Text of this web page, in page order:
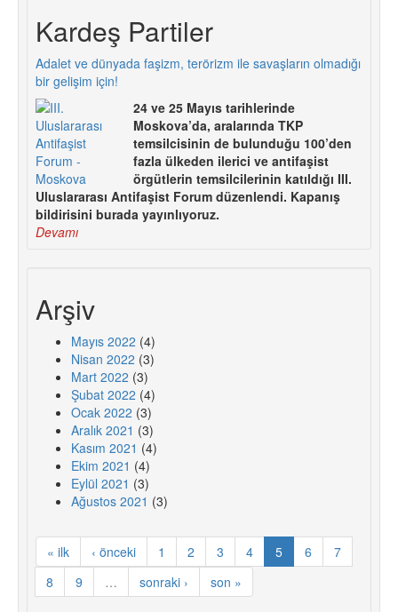
Kardeş Partiler
Adalet ve dünyada faşizm, terörizm ile savaşların olmadığı
bir gelişim için!
24 ve 25 Mayıs tarihlerinde
Moskova’da, aralarında TKP
temsilcisinin de bulunduğu 100’den
fazla ülkeden ilerici ve antifaşist
örgütlerin temsilcilerinin katıldığı III.
Uluslararası Antifaşist Forum düzenlendi. Kapanış
bildirisini burada yayınlıyoruz.
Devamı
Arşiv
Mayıs 2022 (4)
Nisan 2022 (3)
Mart 2022 (3)
Şubat 2022 (4)
Ocak 2022 (3)
Aralık 2021 (3)
Kasım 2021 (4)
Ekim 2021 (4)
Eylül 2021 (3)
Ağustos 2021 (3)
« ilk ‹ önceki 1 2 3 4 5 6
7
8
9 … sonraki › son »